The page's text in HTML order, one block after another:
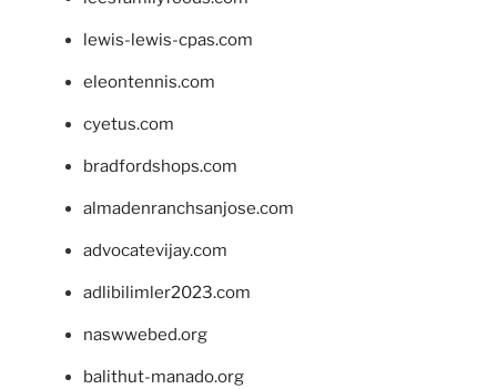
lewis-lewis-cpas.com
eleontennis.com
cyetus.com
bradfordshops.com
almadenranchsanjose.com
advocatevijay.com
adlibilimler2023.com
naswwebed.org
balithut-manado.org